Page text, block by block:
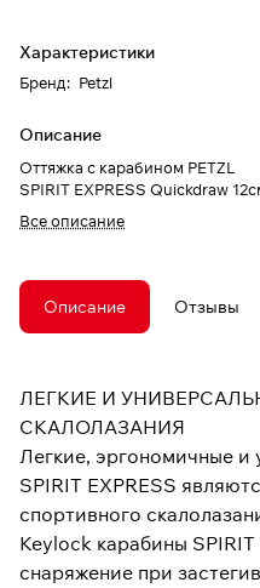
Характеристики
Бренд: Petzl
Описание
Оттяжка с карабином PETZL
SPIRIT EXPRESS Quickdraw
Все описание
Описание Отзывы
ЛЕГКИЕ И
СКАЛОЛАЗАНИЯ
Легкие, эргономичные и
SPIRIT EXPRESS
спортивного
Keylock карабины
снаряжение при